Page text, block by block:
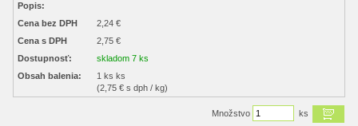
Popis:
Cena bez DPH
2,24 €
Cena s DPH
2,75 €
Dostupnosť:
skladom 7 ks
Obsah balenia:
1 ks ks
(2,75 € s dph / kg)
Množstvo ks